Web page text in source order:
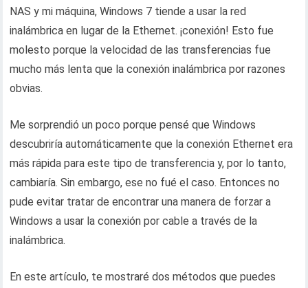
NAS y mi máquina, Windows 7 tiende a usar la red
inalámbrica en lugar de la Ethernet. ¡conexión! Esto fue
molesto porque la velocidad de las transferencias fue
mucho más lenta que la conexión inalámbrica por razones
obvias.
Me sorprendió un poco porque pensé que Windows
descubriría automáticamente que la conexión Ethernet era
más rápida para este tipo de transferencia y, por lo tanto,
cambiaría. Sin embargo, ese no fué el caso. Entonces no
pude evitar tratar de encontrar una manera de forzar a
Windows a usar la conexión por cable a través de la
inalámbrica.
En este artículo, te mostraré dos métodos que puedes